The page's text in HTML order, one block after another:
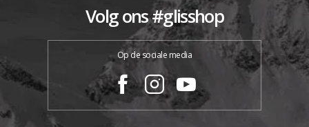
Volg ons #glisshop
Op de sociale media